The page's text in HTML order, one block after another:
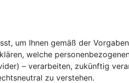
um Ihnen gemäß der
welche
– verarbeiten, zukünftig
zu verstehen.